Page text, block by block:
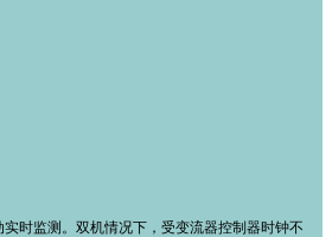
时监测。双机情况下，受变流器控制器时钟不